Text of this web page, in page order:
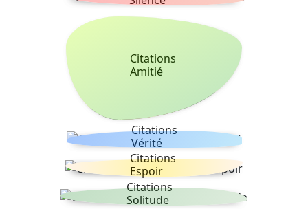
Citations
Amitié
Citations
Vérité
Citations
Espoir
Citations
Solitude